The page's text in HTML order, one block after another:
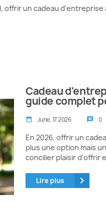
offrir un cadeau
Cadeau
guide complet
date_range June, 17 2026 message 0
En 2026, offrir un
plus une option mais
concilier plaisir d'offrir
Lire plus keyboard_arrow_right